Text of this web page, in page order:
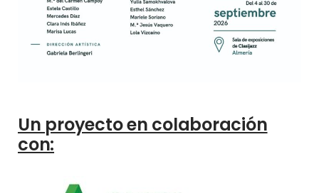
Un proyecto en colaboración
con: